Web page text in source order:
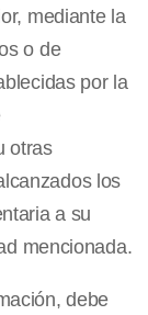
mediante la
o de
por la
otras
los
a su
mencionada.
debe